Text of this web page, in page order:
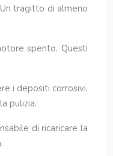
tragitto di almeno
spento. Questi
i depositi corrosivi.
pulizia.
di ricaricare la